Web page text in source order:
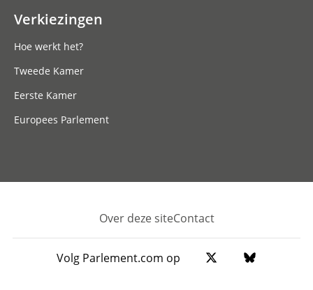
Verkiezingen
Hoe werkt het?
Tweede Kamer
Eerste Kamer
Europees Parlement
Footer
Over deze siteContact
Volg Parlement.com op